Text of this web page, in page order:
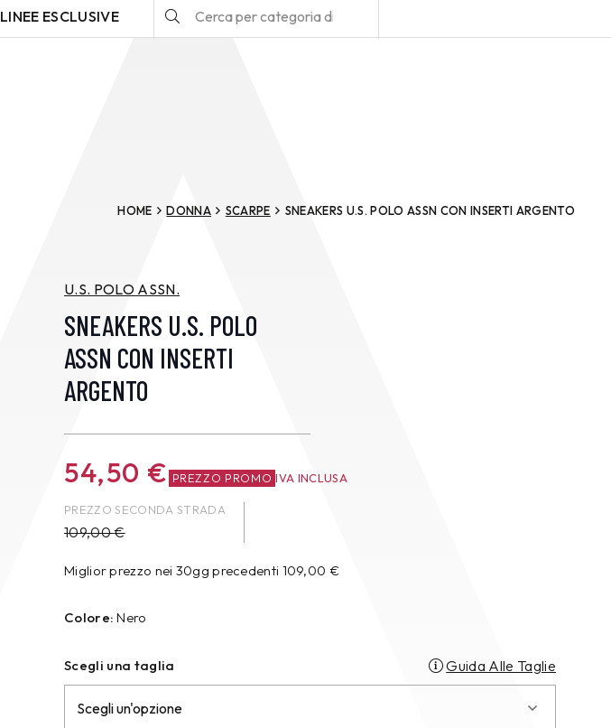
LINEE ESCLUSIVE
HOME DONNA SCARPE SNEAKERS U.S. POLO ASSN CON INSERTI ARGENTO
U.S. POLO ASSN.
SNEAKERS U.S. POLO
ASSN CON INSERTI
ARGENTO
54,50 € PREZZO PROMO IVA INCLUSA
PREZZO SECONDA STRADA
109,00€
Miglior prezzo nei 30gg precedenti 109,00 €
Colore: Nero
Scegli una taglia Guida Alle Taglie